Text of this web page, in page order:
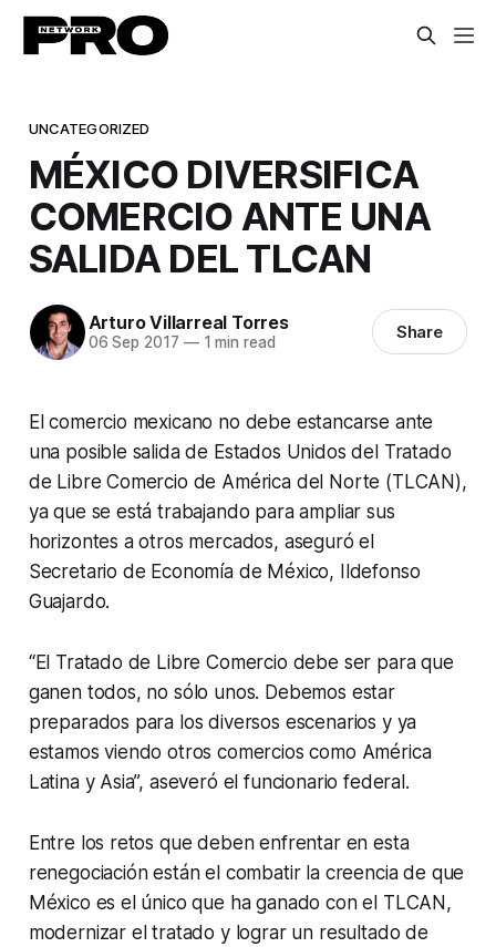
UNCATEGORIZED
MÉXICO DIVERSIFICA
COMERCIO ANTE UNA
SALIDA DEL TLCAN
Arturo Villarreal Torres
06 Sep 2017 —1 min read Share
El comercio mexicano no debe estancarse ante
una posible salida de Estados Unidos del Tratado
de Libre Comercio de América del Norte (TLCAN),
ya que se está trabajando para ampliar sus
horizontes a otros mercados, aseguró el
Secretario de Economía de México, Ildefonso
Guajardo.
“El Tratado de Libre Comercio debe ser para que
ganen todos, no sólo unos. Debemos estar
preparados para los diversos escenarios y ya
estamos viendo otros comercios como América
Latina y Asia”, aseveró el funcionario federal.
Entre los retos que deben enfrentar en esta
renegociación están el combatir la creencia de que
México es el único que ha ganado con el TLCAN,
modernizar el tratado y lograr un resultado de